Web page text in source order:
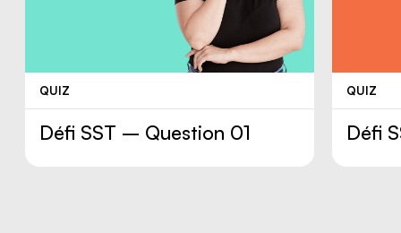
QUIZ
Défi SST – Question 01
QUIZ
Défi